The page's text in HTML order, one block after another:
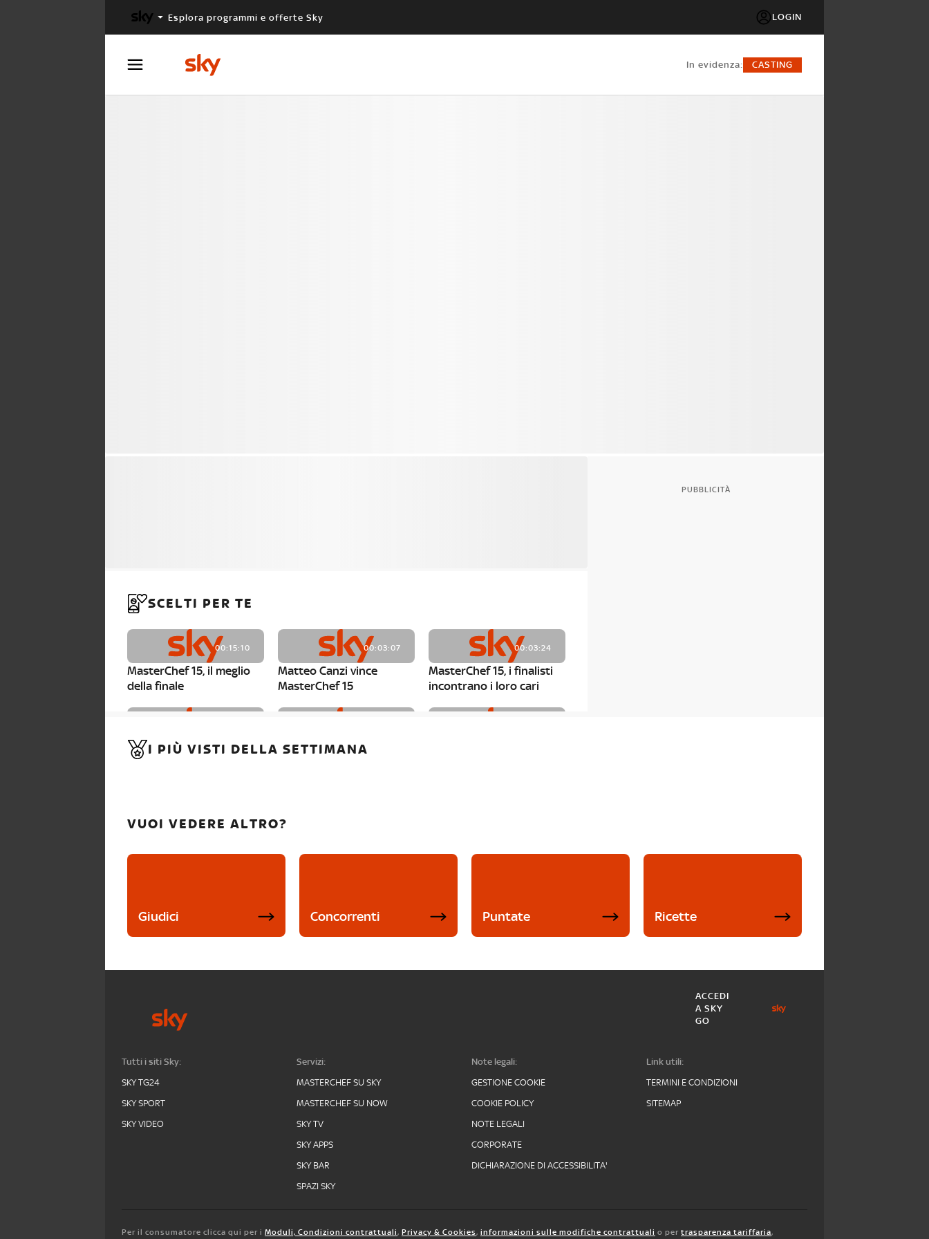
Esplora programmi e offerte Sky LOGIN
in evidenza: CASTING
SCELTI PER TE
00:15:10
MasterChef 15, il meglio
della finale
00:03:07
Matteo Canzi vince
MasterChef 15
00:03:24
MasterChef 15, i finalisti
incontrano i loro cari
MasterChef 15, Carlotta è
MasterChef 15, Matteo
PUBBLICITÀ
I PIÙ VISTI DELLA SETTIMANA
VUOI VEDERE ALTRO?
Giudici Concorrenti Puntate Ricette
ACCEDI
A SKY
GO
Tutti i siti Sky:
SKY TG24
SKY SPORT
SKY VIDEO
Servizi:
MASTERCHEF SU SKY
MASTERCHEF SU NOW
SKY TV
SKY APPS
SKY BAR
SPAZI SKY
Note legali:
GESTIONE COOKIE
COOKIE POLICY
NOTE LEGALI
CORPORATE
DICHIARAZIONE DI ACCESSIBILITA'
Link utili:
TERMINI E CONDIZIONI
SITEMAP
Per il consumatore clicca qui per i Moduli, Condizioni contrattuali, Privacy & Cookies, informazioni sulle modifiche contrattuali o per trasparenza tariffaria,